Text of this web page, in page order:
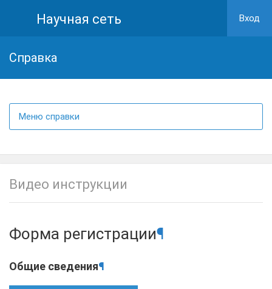
Научная сеть Вход
Cправка
Меню справки
Видео инструкции
Форма регистрации¶
Общие сведения¶